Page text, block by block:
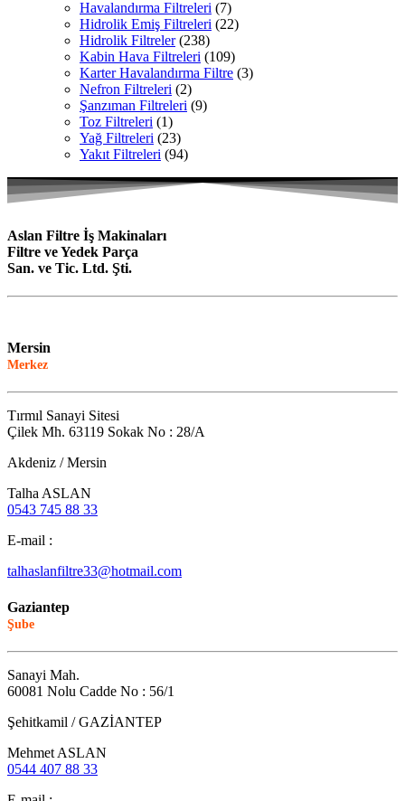
Havalandırma Filtreleri (7)
Hidrolik Emiş Filtreleri (22)
Hidrolik Filtreler (238)
Kabin Hava Filtreleri (109)
Karter Havalandırma Filtre (3)
Nefron Filtreleri (2)
Şanzıman Filtreleri (9)
Toz Filtreleri (1)
Yağ Filtreleri (23)
Yakıt Filtreleri (94)
Aslan Filtre İş Makinaları
Filtre ve Yedek Parça
San. ve Tic. Ltd. Şti.
Mersin
Merkez
Tırmıl Sanayi Sitesi
Çilek Mh. 63119 Sokak No : 28/A
Akdeniz / Mersin
Talha ASLAN
0543 745 88 33
E-mail :
talhaslanfiltre33@hotmail.com
Gaziantep
Şube
Sanayi Mah.
60081 Nolu Cadde No : 56/1
Şehitkamil / GAZİANTEP
Mehmet ASLAN
0544 407 88 33